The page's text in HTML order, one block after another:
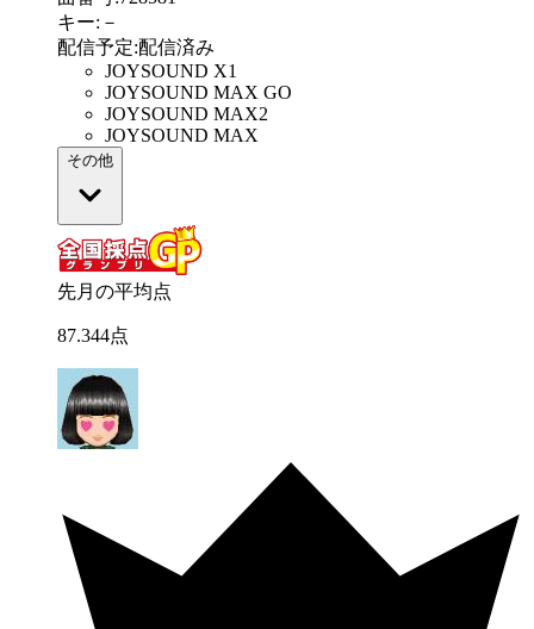
キー: －
配信予定:配信済み
JOYSOUND X1
JOYSOUND MAX GO
JOYSOUND MAX2
JOYSOUND MAX
その他
先月の平均点
87.344点